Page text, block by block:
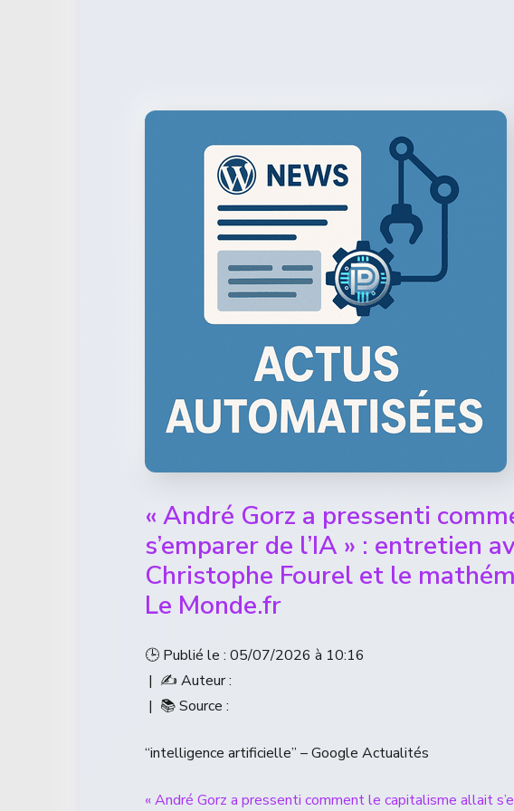
« André Gorz a pressenti
s’emparer de l’IA » : entretien
Christophe Fourel et le
Le Monde.fr
🕒 Publié le : 05/07/2026 à 10:16
| ✍️ Auteur :
| 📚 Source :
“intelligence artificielle” – Google Actualités
« André Gorz a pressenti comment le capitalisme allait